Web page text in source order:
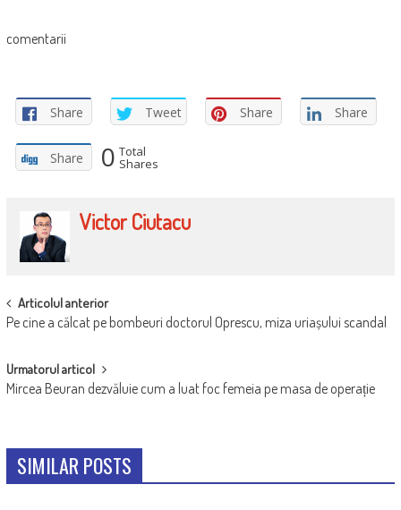
comentarii
Share Tweet Share Share
Share 0 Total
Shares
Victor Ciutacu
POST
NAVIGATION
Articolul anterior
Pe cine a călcat pe bombeuri doctorul Oprescu, miza uriașului scandal
Urmatorul articol
Mircea Beuran dezvăluie cum a luat foc femeia pe masa de operație
SIMILAR POSTS